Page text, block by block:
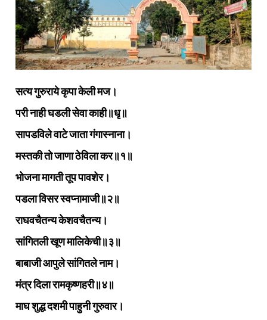
सत्य गुरुराये कृपा केली मज।
परी नाही घडली सेवा काही॥धृ॥
सापडविले वाटे जाता गंगास्नाना।
मस्तकी तो जाणा ठेविला कर॥१॥
भोजना मागती तूप पावशेर।
पडला विसर स्वप्नामाजी॥२॥
राघवचैतन्य केशवचैतन्य।
सांगितली खूण मालिकेची॥३॥
बाबाजी आपुले सांगितले नाम।
मंत्र दिला रामकृष्णहरी॥४॥
माघ शुद्ध दशमी पाहुनी गुरुवार।